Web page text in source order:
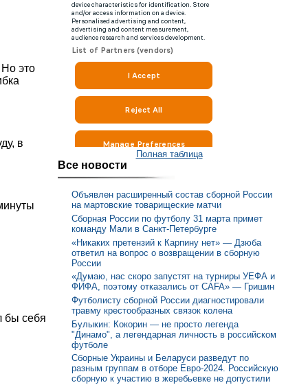
это
в
бы себя
Полная таблица
Все новости
Объявлен расширенный состав сборной России
на мартовские товарищеские матчи
Сборная России по футболу 31 марта примет
команду Мали в Санкт-Петербурге
«Никаких претензий к Карпину нет» — Дзюба
ответил на вопрос о возвращении в сборную
России
«Думаю, нас скоро запустят на турниры УЕФА и
ФИФА, поэтому отказались от CAFA» — Гришин
Футболисту сборной России диагностировали
травму крестообразных связок колена
Булыкин: Кокорин — не просто легенда
"Динамо", а легендарная личность в российском
футболе
Сборные Украины и Беларуси разведут по
разным группам в отборе Евро-2024. Российскую
сборную к участию в жеребьевке не допустили